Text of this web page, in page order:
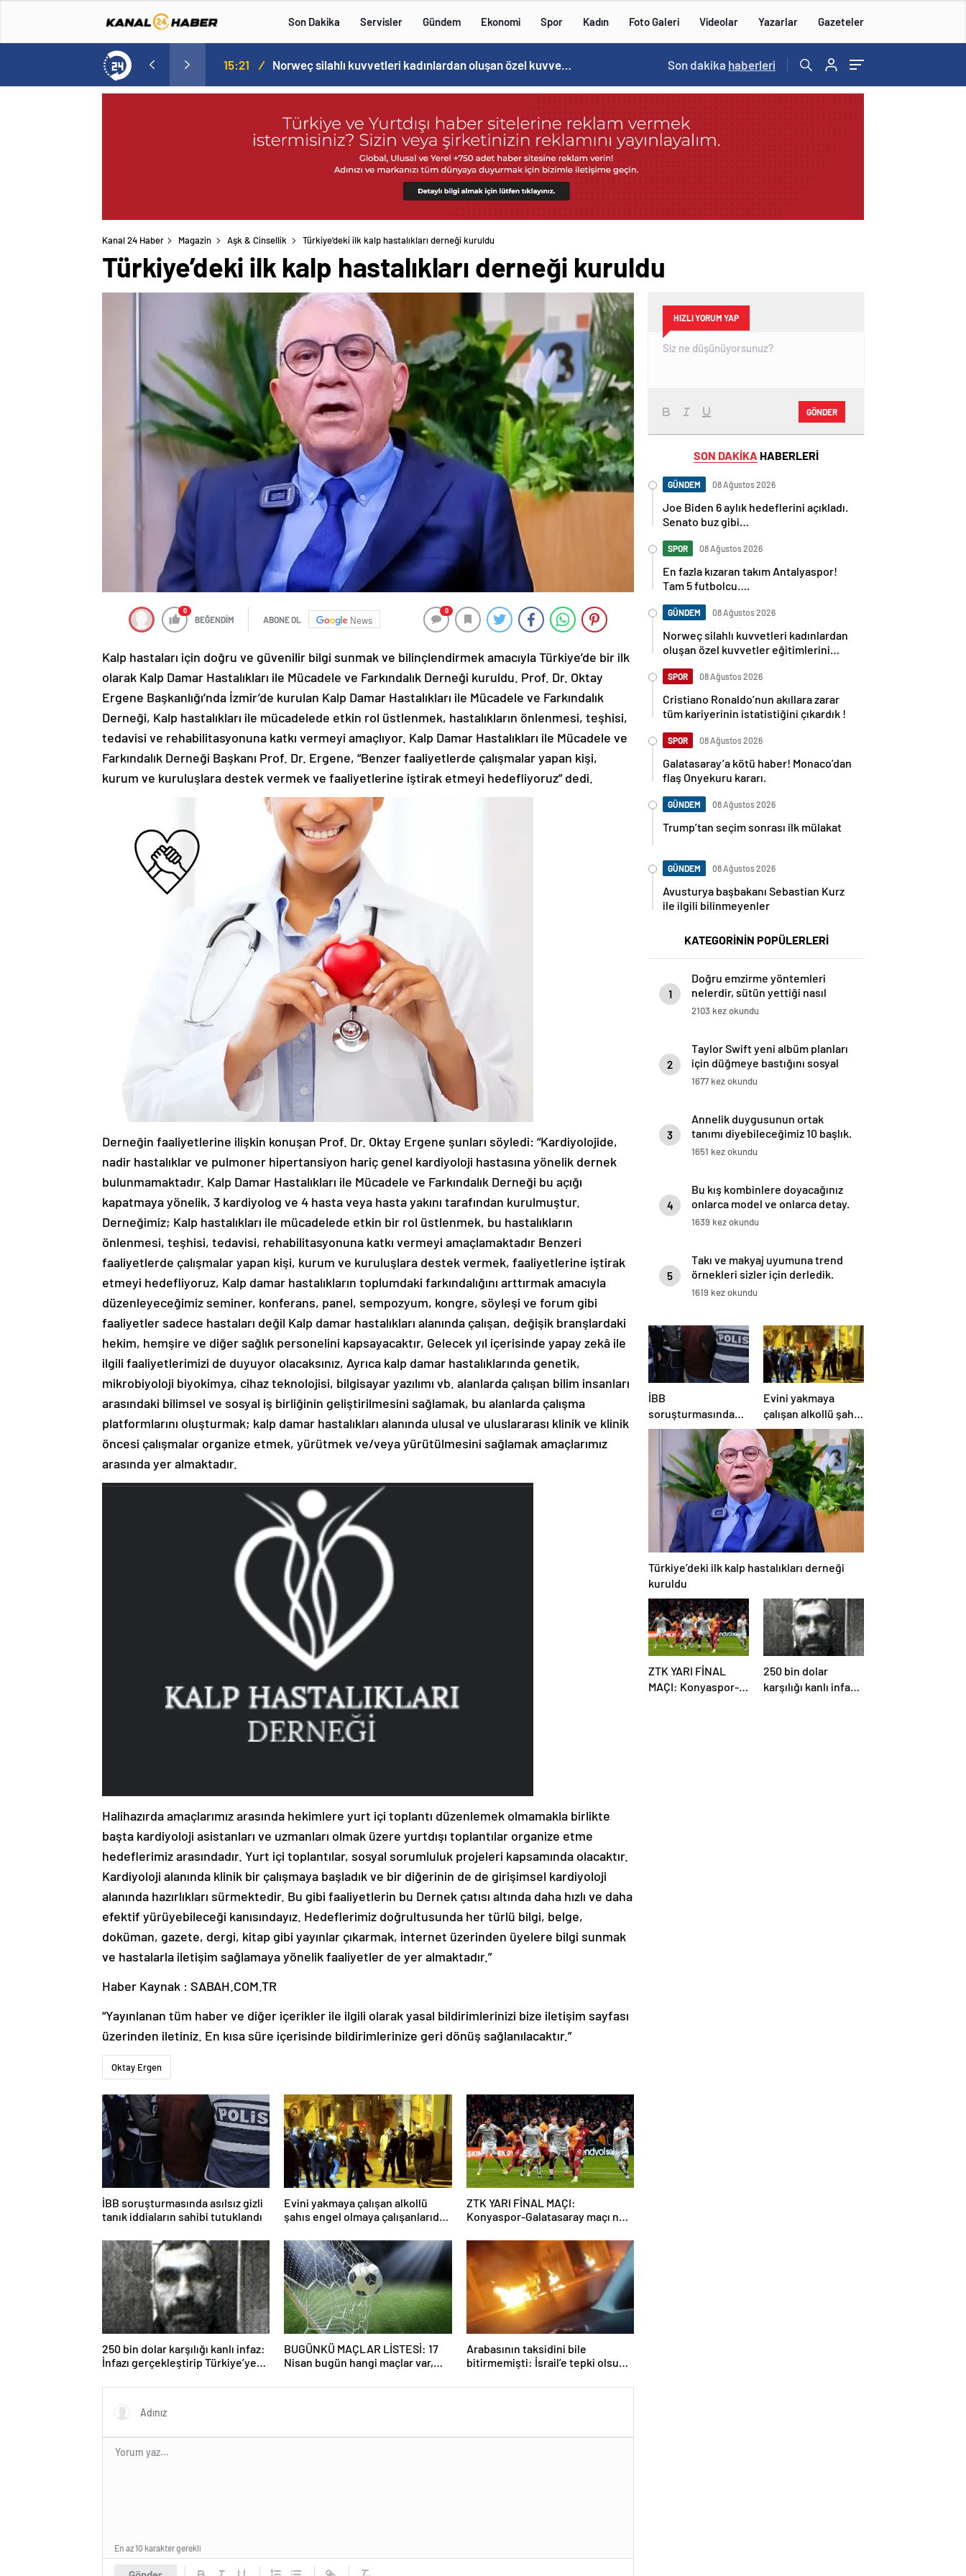
Son Dakika Servisler Gündem Ekonomi Spor Kadın Foto Galeri Videolar Yazarlar Gazeteler
Tam 5 futbolcu…. 15:21 / Norweç silahlı kuvvetleri kadınlardan oluşan özel kuvvetler eğitimlerini başlattı. 15:20 /
Son dakika haberleri
Kanal 24 Haber Magazin Aşk & Cinsellik Türkiye’deki ilk kalp hastalıkları derneği kuruldu
Türkiye’deki ilk kalp hastalıkları derneği kuruldu
0
BEĞENDİM ABONE OL News
0
Kalp hastaları için doğru ve güvenilir bilgi sunmak ve bilinçlendirmek amacıyla Türkiye’de bir ilk
olarak Kalp Damar Hastalıkları ile Mücadele ve Farkındalık Derneği kuruldu. Prof. Dr. Oktay
Ergene Başkanlığı’nda İzmir’de kurulan Kalp Damar Hastalıkları ile Mücadele ve Farkındalık
Derneği, Kalp hastalıkları ile mücadelede etkin rol üstlenmek, hastalıkların önlenmesi, teşhisi,
tedavisi ve rehabilitasyonuna katkı vermeyi amaçlıyor. Kalp Damar Hastalıkları ile Mücadele ve
Farkındalık Derneği Başkanı Prof. Dr. Ergene, “Benzer faaliyetlerde çalışmalar yapan kişi,
kurum ve kuruluşlara destek vermek ve faaliyetlerine iştirak etmeyi hedefliyoruz” dedi.
Derneğin faaliyetlerine ilişkin konuşan Prof. Dr. Oktay Ergene şunları söyledi: “Kardiyolojide,
nadir hastalıklar ve pulmoner hipertansiyon hariç genel kardiyoloji hastasına yönelik dernek
bulunmamaktadır. Kalp Damar Hastalıkları ile Mücadele ve Farkındalık Derneği bu açığı
kapatmaya yönelik, 3 kardiyolog ve 4 hasta veya hasta yakını tarafından kurulmuştur.
Derneğimiz; Kalp hastalıkları ile mücadelede etkin bir rol üstlenmek, bu hastalıkların
önlenmesi, teşhisi, tedavisi, rehabilitasyonuna katkı vermeyi amaçlamaktadır Benzeri
faaliyetlerde çalışmalar yapan kişi, kurum ve kuruluşlara destek vermek, faaliyetlerine iştirak
etmeyi hedefliyoruz, Kalp damar hastalıkların toplumdaki farkındalığını arttırmak amacıyla
düzenleyeceğimiz seminer, konferans, panel, sempozyum, kongre, söyleşi ve forum gibi
faaliyetler sadece hastaları değil Kalp damar hastalıkları alanında çalışan, değişik branşlardaki
hekim, hemşire ve diğer sağlık personelini kapsayacaktır, Gelecek yıl içerisinde yapay zekâ ile
ilgili faaliyetlerimizi de duyuyor olacaksınız, Ayrıca kalp damar hastalıklarında genetik,
mikrobiyoloji biyokimya, cihaz teknolojisi, bilgisayar yazılımı vb. alanlarda çalışan bilim insanları
arasındaki bilimsel ve sosyal iş birliğinin geliştirilmesini sağlamak, bu alanlarda çalışma
platformlarını oluşturmak; kalp damar hastalıkları alanında ulusal ve uluslararası klinik ve klinik
öncesi çalışmalar organize etmek, yürütmek ve/veya yürütülmesini sağlamak amaçlarımız
arasında yer almaktadır.
Halihazırda amaçlarımız arasında hekimlere yurt içi toplantı düzenlemek olmamakla birlikte
başta kardiyoloji asistanları ve uzmanları olmak üzere yurtdışı toplantılar organize etme
hedeflerimiz arasındadır. Yurt içi toplantılar, sosyal sorumluluk projeleri kapsamında olacaktır.
Kardiyoloji alanında klinik bir çalışmaya başladık ve bir diğerinin de de girişimsel kardiyoloji
alanında hazırlıkları sürmektedir. Bu gibi faaliyetlerin bu Dernek çatısı altında daha hızlı ve daha
efektif yürüyebileceği kanısındayız. Hedeflerimiz doğrultusunda her türlü bilgi, belge,
doküman, gazete, dergi, kitap gibi yayınlar çıkarmak, internet üzerinden üyelere bilgi sunmak
ve hastalarla iletişim sağlamaya yönelik faaliyetler de yer almaktadır.”
Haber Kaynak : SABAH.COM.TR
“Yayınlanan tüm haber ve diğer içerikler ile ilgili olarak yasal bildirimlerinizi bize iletişim sayfası
üzerinden iletiniz. En kısa süre içerisinde bildirimlerinize geri dönüş sağlanılacaktır.”
Oktay Ergen
İBB soruşturmasında asılsız gizli
tanık iddiaların sahibi tutuklandı
Evini yakmaya çalışan alkollü
şahıs engel olmaya çalışanlarıda
ZTK YARI FİNAL MAÇI:
Konyaspor-Galatasaray maçı ne
kanalda yayınlanacak?
250 bin dolar karşılığı kanlı infaz:
İnfazı gerçekleştirip Türkiye’ye
BUGÜNKÜ MAÇLAR LİSTESİ: 17
Nisan bugün hangi maçlar var,
yayınlanacak? İşte, fikstür
Arabasının taksidini bile
bitirmemişti: İsrail’e tepki olsun
En az 10 karakter gerekli
HIZLI YORUM YAP
GÖNDER
SON DAKİKA HABERLERİ
GÜNDEM 08 Ağustos 2026
Joe Biden 6 aylık hedeflerini açıkladı.
Senato buz gibi…
SPOR 08 Ağustos 2026
En fazla kızaran takım Antalyaspor!
Tam 5 futbolcu….
GÜNDEM 08 Ağustos 2026
Norweç silahlı kuvvetleri kadınlardan
oluşan özel kuvvetler eğitimlerini
SPOR 08 Ağustos 2026
Cristiano Ronaldo’nun akıllara zarar
tüm kariyerinin istatistiğini çıkardık !
SPOR 08 Ağustos 2026
Galatasaray’a kötü haber! Monaco’dan
flaş Onyekuru kararı.
GÜNDEM 08 Ağustos 2026
Trump’tan seçim sonrası ilk mülakat
GÜNDEM 08 Ağustos 2026
Avusturya başbakanı Sebastian Kurz
ile ilgili bilinmeyenler
KATEGORİNİN POPÜLERLERİ
1
Doğru emzirme yöntemleri
nelerdir, sütün yettiği nasıl
anlaşılır?
2103 kez okundu
2
Taylor Swift yeni albüm planları
için düğmeye bastığını sosyal
medyadan duyurdu!
1677 kez okundu
3
Annelik duygusunun ortak
tanımı diyebileceğimiz 10 başlık.
1651 kez okundu
4
Bu kış kombinlere doyacağınız
onlarca model ve onlarca detay.
1639 kez okundu
5
Takı ve makyaj uyumuna trend
örnekleri sizler için derledik.
1619 kez okundu
İBB
soruşturmasında
asılsız gizli tanık
iddiaların sahibi
tutuklandı
Evini yakmaya
çalışan alkollü şahıs
engel olmaya
çalışanlarıda bıçakla
tehdit etti
Türkiye’deki ilk kalp hastalıkları derneği
kuruldu
ZTK YARI FİNAL
MAÇI: Konyaspor-
250 bin dolar
karşılığı kanlı infaz: